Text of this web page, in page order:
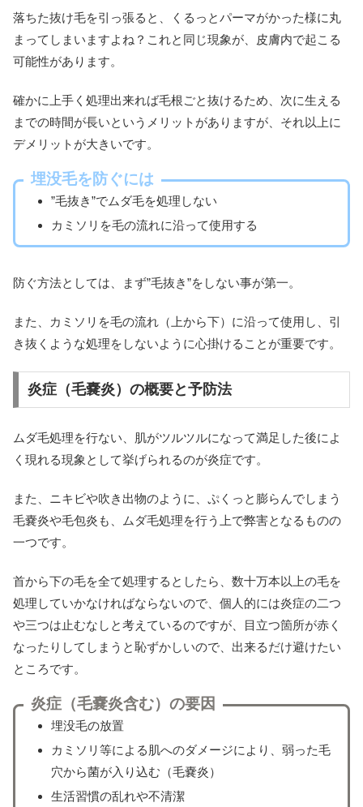
落ちた抜け毛を引っ張ると、くるっとパーマがかった様に丸
まってしまいますよね？これと同じ現象が、皮膚内で起こる
可能性があります。
確かに上手く処理出来れば毛根ごと抜けるため、次に生える
までの時間が長いというメリットがありますが、それ以上に
デメリットが大きいです。
埋没毛を防ぐには
”毛抜き”でムダ毛を処理しない
カミソリを毛の流れに沿って使用する
防ぐ方法としては、まず”毛抜き”をしない事が第一。
また、カミソリを毛の流れ（上から下）に沿って使用し、引
き抜くような処理をしないように心掛けることが重要です。
炎症（毛嚢炎）の概要と予防法
ムダ毛処理を行ない、肌がツルツルになって満足した後によ
く現れる現象として挙げられるのが炎症です。
また、ニキビや吹き出物のように、ぷくっと膨らんでしまう
毛嚢炎や毛包炎も、ムダ毛処理を行う上で弊害となるものの
一つです。
首から下の毛を全て処理するとしたら、数十万本以上の毛を
処理していかなければならないので、個人的には炎症の二つ
や三つは止むなしと考えているのですが、目立つ箇所が赤く
なったりしてしまうと恥ずかしいので、出来るだけ避けたい
ところです。
炎症（毛嚢炎含む）の要因
埋没毛の放置
カミソリ等による肌へのダメージにより、弱った毛
穴から菌が入り込む（毛嚢炎）
生活習慣の乱れや不清潔